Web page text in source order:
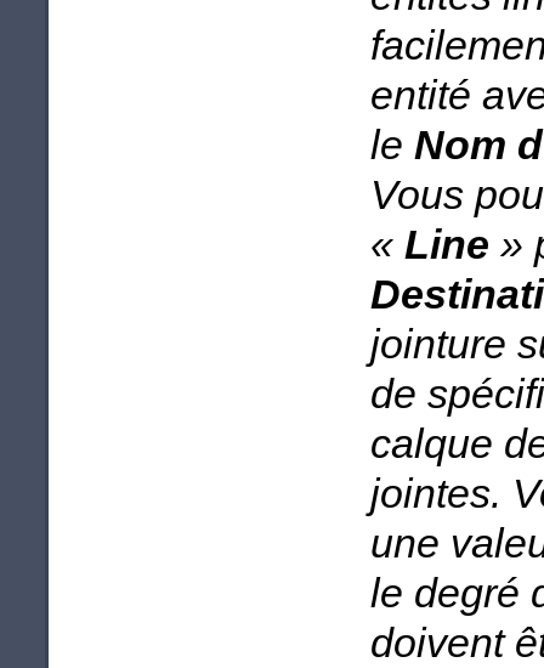
entité
le Nom
Vous
« Line »
jointure
de
calque
jointes.
une
le degré
doivent